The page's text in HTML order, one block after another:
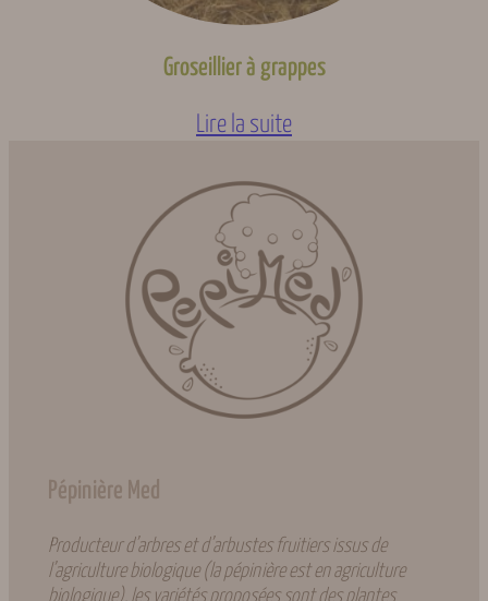
Groseillier à grappes
Lire la suite
Pépinière Med
Producteur d’arbres et d’arbustes fruitiers issus de
l’agriculture biologique (la pépinière est en agriculture
biologique), les variétés proposées sont des plantes